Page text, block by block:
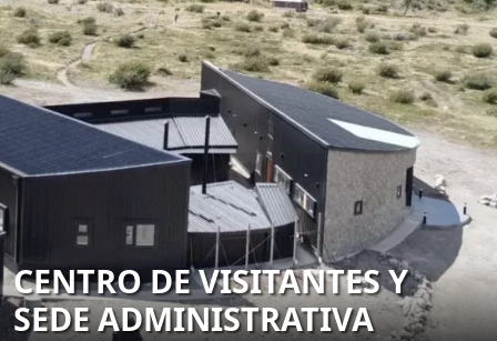
CENTRO DE VISITANTES Y
SEDE ADMINISTRATIVA